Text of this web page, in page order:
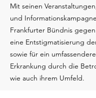
Mit seinen
und
Frankfurter Bündnis
eine Entstigmatisierung
sowie für ein
Erkrankung durch die
wie auch ihrem Umfeld.